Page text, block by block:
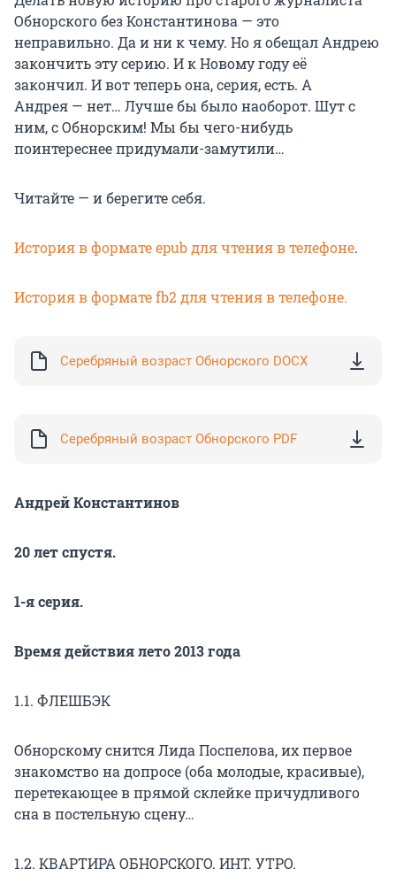
Обнорского без Константинова — это
неправильно. Да и ни к чему. Но я обещал Андрею
закончить эту серию. И к Новому году её
закончил. И вот теперь она, серия, есть. А
Андрея — нет… Лучше бы было наоборот. Шут с
ним, с Обнорским! Мы бы чего-нибудь
поинтереснее придумали-замутили…
Читайте — и берегите себя.
История в формате epub для чтения в телефоне.
История в формате fb2 для чтения в телефоне.
Серебряный возраст Обнорского DOCX
Серебряный возраст Обнорского PDF
Андрей Константинов
20 лет спустя.
1-я серия.
Время действия лето 2013 года
1.1. ФЛЕШБЭК
Обнорскому снится Лида Поспелова, их первое
знакомство на допросе (оба молодые, красивые),
перетекающее в прямой склейке причудливого
сна в постельную сцену…
1.2. КВАРТИРА ОБНОРСКОГО. ИНТ. УТРО.